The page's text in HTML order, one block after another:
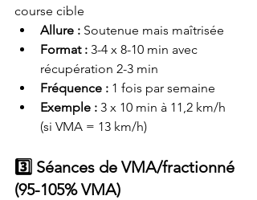
course cible
Allure : Soutenue mais maîtrisée
Format : 3-4 x 8-10 min avec
récupération 2-3 min
Fréquence : 1 fois par semaine
Exemple : 3 x 10 min à 11,2 km/h
(si VMA = 13 km/h)
3️⃣ Séances de VMA/fractionné
(95-105% VMA)